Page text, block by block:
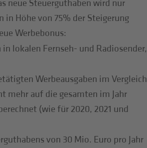
neue Steuerguthaben wird nur
Höhe von 75% der Steigerung
Werbebonus:
lokalen Fernseh- und Radiosender,
Werbeausgaben im Vergleich
mehr auf die gesamten im Jahr
(wie für 2020, 2021 und
von 30 Mio. Euro pro Jahr